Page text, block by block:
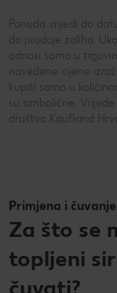
Ponuda vrijedi do
do prodaje zaliha.
odnosi samo u
navedene cijene
kupiti samo u
su simbolične.
društva Kaufland
Primjena i čuvanje
Za što se
topljeni